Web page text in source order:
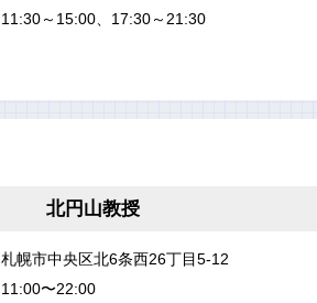
11:30～15:00、17:30～21:30
北円山教授
札幌市中央区北6条西26丁目5-12
11:00〜22:00